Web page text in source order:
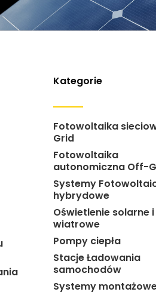
Kategorie
Fotowoltaika
Grid
Fotowoltaika
autonomiczna Off-
Systemy
hybrydowe
Oświetlenie solarne i
wiatrowe
Pompy ciepła
Stacje Ładowania
samochodów
Systemy